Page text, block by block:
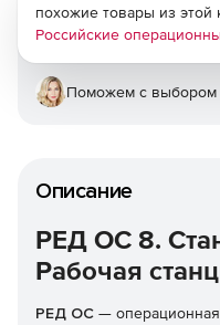
Описание
РЕД ОС 8.
Рабочая
РЕД ОС —
похожие товары из этой
Российские
Поможем с выбором